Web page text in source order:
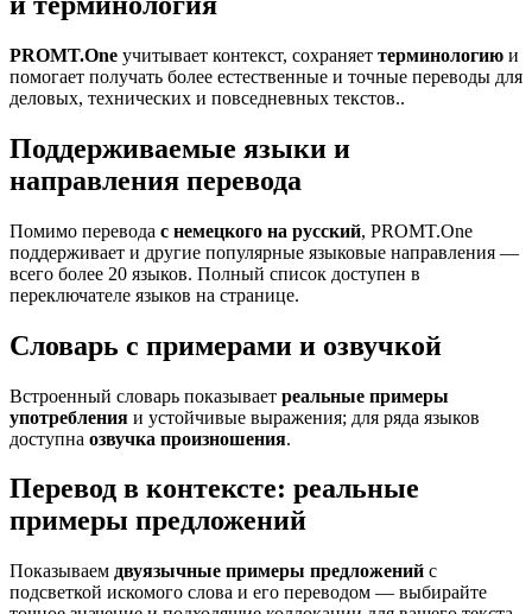
PROMT.One учитывает контекст, сохраняет терминологию и
помогает получать более естественные и точные переводы для
деловых, технических и повседневных текстов..
Поддерживаемые языки и
направления перевода
Помимо перевода с немецкого на русский, PROMT.One
поддерживает и другие популярные языковые направления —
всего более 20 языков. Полный список доступен в
переключателе языков на странице.
Словарь с примерами и озвучкой
Встроенный словарь показывает реальные примеры
употребления и устойчивые выражения; для ряда языков
доступна озвучка произношения.
Перевод в контексте: реальные
примеры предложений
Показываем двуязычные примеры предложений с
подсветкой искомого слова и его переводом — выбирайте